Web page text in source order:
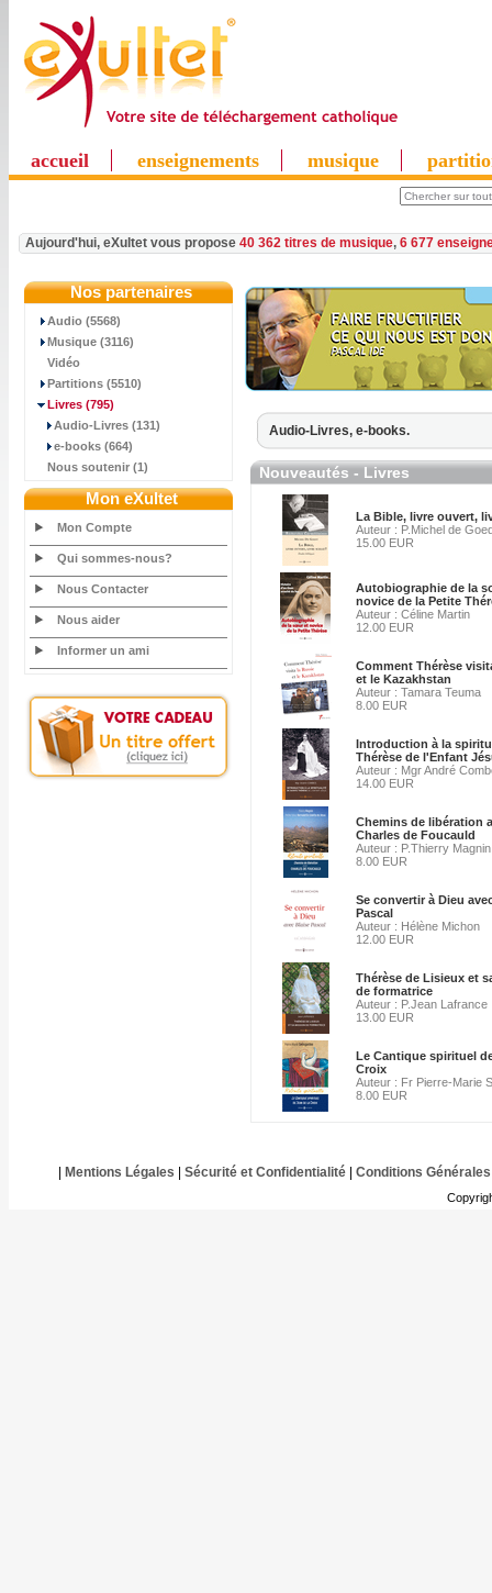
accueil enseignements musique
Aujourd'hui, eXultet vous propose 40 362 titres de musique, 6 677
Nos partenaires
Audio (5568)
Musique (3116)
Vidéo
Partitions (5510)
Livres (795)
Audio-Livres (131)
e-books (664)
Nous soutenir (1)
Mon eXultet
Mon Compte
Qui sommes-nous?
Nous Contacter
Nous aider
Informer un ami
Audio-Livres, e-books.
Nouveautés - Livres
La Bible, livre ouvert,
Auteur : P.Michel de
15.00 EUR
Autobiographie de la
novice de la Petite
Auteur : Céline Martin
12.00 EUR
Comment Thérèse
et le Kazakhstan
Auteur : Tamara Teuma
8.00 EUR
Introduction à la
Thérèse de l'Enfant
Auteur : Mgr André
14.00 EUR
Chemins de libération
Charles de Foucauld
Auteur : P.Thierry Magnin
8.00 EUR
Se convertir à Dieu
Pascal
Auteur : Hélène Michon
12.00 EUR
Thérèse de Lisieux et
de formatrice
Auteur : P.Jean Lafrance
13.00 EUR
Le Cantique spirituel
Croix
Auteur : Fr Pierre-Marie
8.00 EUR
Mentions Légales Sécurité et Confidentialité| Conditions Générales